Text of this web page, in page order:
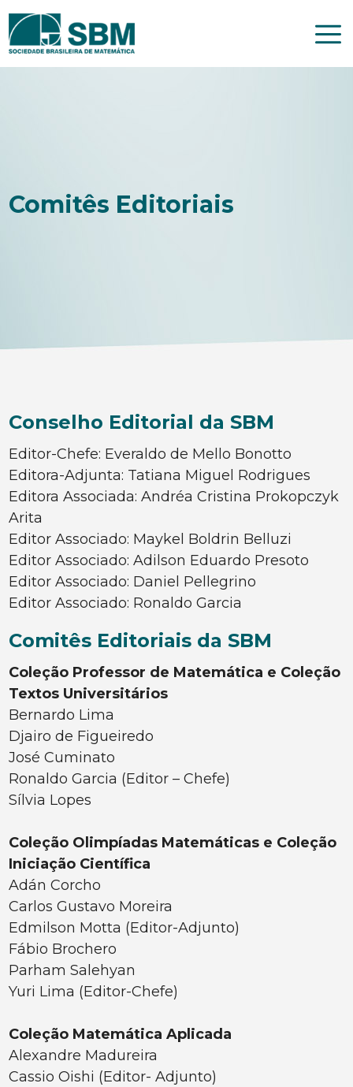
Pular
para
Comitês Editoriais
Conselho Editorial da SBM
Editor-Chefe: Everaldo de Mello Bonotto
Editora-Adjunta: Tatiana Miguel Rodrigues
Editora Associada: Andréa Cristina Prokopczyk
Arita
Editor Associado: Maykel Boldrin Belluzi
Editor Associado: Adilson Eduardo Presoto
Editor Associado: Daniel Pellegrino
Editor Associado: Ronaldo Garcia
Comitês Editoriais da SBM
Coleção Professor de Matemática e Coleção
Textos Universitários
Bernardo Lima
Djairo de Figueiredo
José Cuminato
Ronaldo Garcia (Editor – Chefe)
Sílvia Lopes
Coleção Olimpíadas Matemáticas e Coleção
Iniciação Científica
Adán Corcho
Carlos Gustavo Moreira
Edmilson Motta (Editor-Adjunto)
Fábio Brochero
Parham Salehyan
Yuri Lima (Editor-Chefe)
Coleção Matemática Aplicada
Alexandre Madureira
Cassio Oishi (Editor- Adjunto)